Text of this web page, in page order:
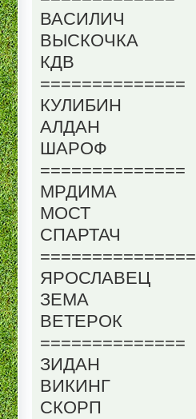
ВАСИЛИЧ
ВЫСКОЧКА
КДВ
==============
КУЛИБИН
АЛДАН
ШАРОФ
==============
МРДИМА
МОСТ
СПАРТАЧ
===============
ЯРОСЛАВЕЦ
ЗЕМА
ВЕТЕРОК
==============
ЗИДАН
ВИКИНГ
СКОРП